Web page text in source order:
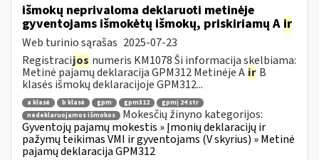
išmokų neprivaloma deklaruoti metinėje
gyventojams išmokėtų išmokų, priskiriamų A ir
Web turinio sąrašas 2025-07-23
Registracijos numeris KM1078 Ši informacija skelbiama:
Metinė pajamų deklaracija GPM312 Metinėje A ir B
klasės išmokų deklaracijoje GPM312...
a klasė b klasė gpm gpm312
gpmį 24 str
nedeklaruojamos išmokos
Mokesčių žinyno kategorijos:
Gyventojų pajamų mokestis » Įmonių deklaracijų ir
pažymų teikimas VMI ir gyventojams (V skyrius) » Metinė
pajamų deklaracija GPM312